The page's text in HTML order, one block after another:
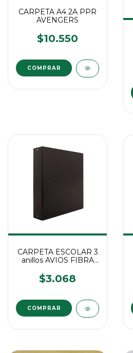
CARPETA A4 2A PPR
AVENGERS
$10.550
CARPETA ESCOLAR 3
anillos AVIOS FIBRA
$3.068